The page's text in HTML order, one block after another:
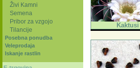
Kaktusi
Živi Kamni
Semena
Pribor za vzgojo
Tilancije
Posebna ponudba
Veleprodaja
Iskanje rastlin